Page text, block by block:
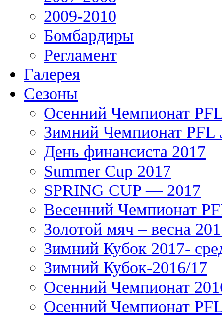
2009-2010
Бомбардиры
Регламент
Галерея
Сезоны
Осенний Чемпионат
Зимний Чемпионат PFL
День финансиста 2017
Summer Cup 2017
SPRING CUP — 2017
Весенний Чемпионат
Золотой мяч – весна
Зимний Кубок 2017-
Зимний Кубок-2016/17
Осенний Чемпионат
Осенний Чемпионат